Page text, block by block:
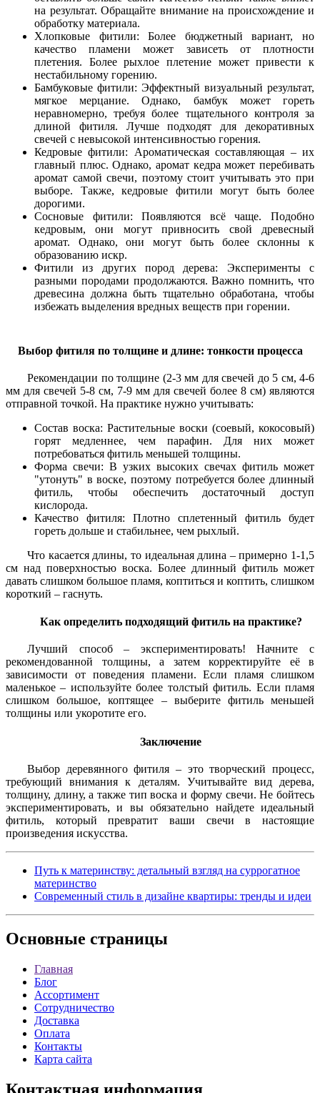
на результат. Обращайте внимание на происхождение и
обработку материала.
Хлопковые фитили: Более бюджетный вариант, но
качество пламени может зависеть от плотности
плетения. Более рыхлое плетение может привести к
нестабильному горению.
Бамбуковые фитили: Эффектный визуальный результат,
мягкое мерцание. Однако, бамбук может гореть
неравномерно, требуя более тщательного контроля за
длиной фитиля. Лучше подходят для декоративных
свечей с невысокой интенсивностью горения.
Кедровые фитили: Ароматическая составляющая – их
главный плюс. Однако, аромат кедра может перебивать
аромат самой свечи, поэтому стоит учитывать это при
выборе. Также, кедровые фитили могут быть более
дорогими.
Сосновые фитили: Появляются всё чаще. Подобно
кедровым, они могут привносить свой древесный
аромат. Однако, они могут быть более склонны к
образованию искр.
Фитили из других пород дерева: Эксперименты с
разными породами продолжаются. Важно помнить, что
древесина должна быть тщательно обработана, чтобы
избежать выделения вредных веществ при горении.
Выбор фитиля по толщине и длине: тонкости процесса
Рекомендации по толщине (2-3 мм для свечей до 5 см, 4-6
мм для свечей 5-8 см, 7-9 мм для свечей более 8 см) являются
отправной точкой. На практике нужно учитывать:
Состав воска: Растительные воски (соевый, кокосовый)
горят медленнее, чем парафин. Для них может
потребоваться фитиль меньшей толщины.
Форма свечи: В узких высоких свечах фитиль может
"утонуть" в воске, поэтому потребуется более длинный
фитиль, чтобы обеспечить достаточный доступ
кислорода.
Качество фитиля: Плотно сплетенный фитиль будет
гореть дольше и стабильнее, чем рыхлый.
Что касается длины, то идеальная длина – примерно 1-1,5
см над поверхностью воска. Более длинный фитиль может
давать слишком большое пламя, коптиться и коптить, слишком
короткий – гаснуть.
Как определить подходящий фитиль на практике?
Лучший способ – экспериментировать! Начните с
рекомендованной толщины, а затем корректируйте её в
зависимости от поведения пламени. Если пламя слишком
маленькое – используйте более толстый фитиль. Если пламя
слишком большое, коптящее – выберите фитиль меньшей
толщины или укоротите его.
Заключение
Выбор деревянного фитиля – это творческий процесс,
требующий внимания к деталям. Учитывайте вид дерева,
толщину, длину, а также тип воска и форму свечи. Не бойтесь
экспериментировать, и вы обязательно найдете идеальный
фитиль, который превратит ваши свечи в настоящие
произведения искусства.
Путь к материнству: детальный взгляд на суррогатное
материнство
Современный стиль в дизайне квартиры: тренды и идеи
Основные страницы
Главная
Блог
Ассортимент
Сотрудничество
Доставка
Оплата
Контакты
Карта сайта